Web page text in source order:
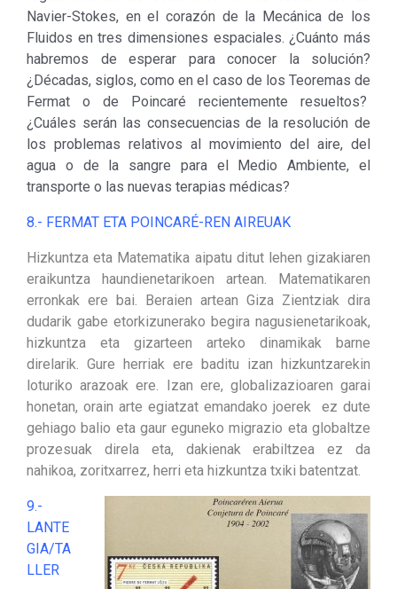
Navier-Stokes, en el corazón de la Mecánica de los
Fluidos en tres dimensiones espaciales. ¿Cuánto más
habremos de esperar para conocer la solución?
¿Décadas, siglos, como en el caso de los Teoremas de
Fermat o de Poincaré recientemente resueltos?
¿Cuáles serán las consecuencias de la resolución de
los problemas relativos al movimiento del aire, del
agua o de la sangre para el Medio Ambiente, el
transporte o las nuevas terapias médicas?
8.- FERMAT ETA POINCARÉ-REN AIREUAK
Hizkuntza eta Matematika aipatu ditut lehen gizakiaren
eraikuntza haundienetarikoen artean. Matematikaren
erronkak ere bai. Beraien artean Giza Zientziak dira
dudarik gabe etorkizunerako begira nagusienetarikoak,
hizkuntza eta gizarteen arteko dinamikak barne
direlarik. Gure herriak ere baditu izan hizkuntzarekin
loturiko arazoak ere. Izan ere, globalizazioaren garai
honetan, orain arte egiatzat emandako joerek ez dute
gehiago balio eta gaur eguneko migrazio eta globaltze
prozesuak direla eta, dakienak erabiltzea ez da
nahikoa, zoritxarrez, herri eta hizkuntza txiki batentzat.
9.-
LANTE
GIA/TA
LLER